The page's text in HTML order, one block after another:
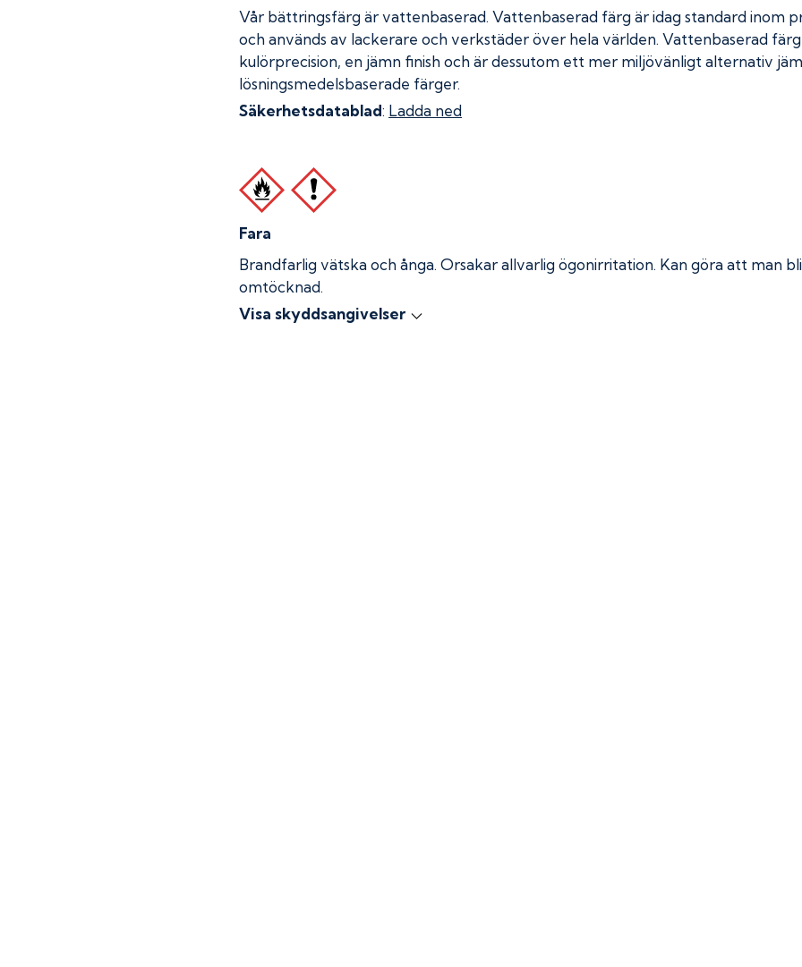
Vår bättringsfärg är vattenbaserad. Vattenbaserad färg är idag standard inom
och används av lackerare och verkstäder över hela världen. Vattenbaserad
kulörprecision, en jämn finish och är dessutom ett mer miljövänligt alternativ
lösningsmedelsbaserade färger.
Säkerhetsdatablad: Ladda ned
Fara
Brandfarlig vätska och ånga. Orsakar allvarlig ögonirritation. Kan göra att man
omtöcknad.
Visa skyddsangivelser